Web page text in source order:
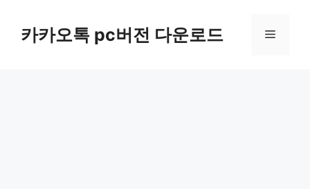
카카오톡 pc버전 다운로드 메